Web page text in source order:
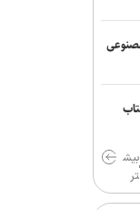
را به
قیمت
بیش
تر